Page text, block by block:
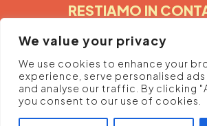
We value your privacy
We use cookies to enhance your
experience, serve personalised
and analyse our traffic. By clicking
you consent to our use of cookies.
RESTIAMO IN
Inserendo di seguito la tua email
automaticamente al trattamento
personali per ricevere informazioni
dalla piattaforma.